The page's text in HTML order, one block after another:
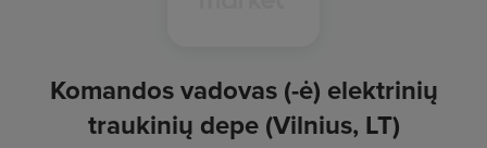
Komandos vadovas (-ė) elektrinių
traukinių depe (Vilnius, LT)